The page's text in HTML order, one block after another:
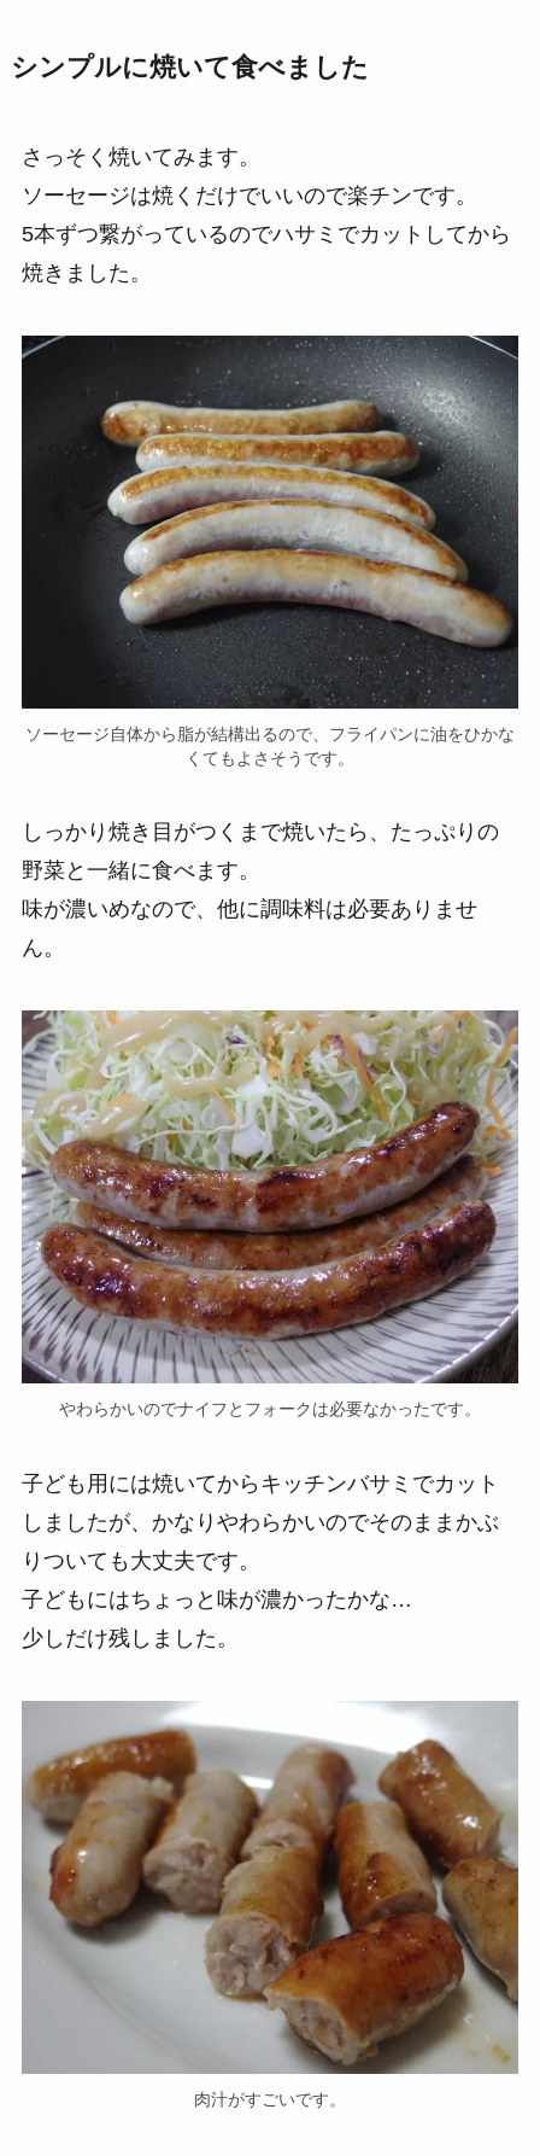
シンプルに焼いて食べました
さっそく焼いてみます。
ソーセージは焼くだけでいいので楽チンです。
5本ずつ繋がっているのでハサミでカットしてから
焼きました。
ソーセージ自体から脂が結構出るので、フライパンに油をひかな
くてもよさそうです。
しっかり焼き目がつくまで焼いたら、たっぷりの
野菜と一緒に食べます。
味が濃いめなので、他に調味料は必要ありませ
ん。
やわらかいのでナイフとフォークは必要なかったです。
子ども用には焼いてからキッチンバサミでカット
しましたが、かなりやわらかいのでそのままかぶ
りついても大丈夫です。
子どもにはちょっと味が濃かったかな…
少しだけ残しました。
肉汁がすごいです。